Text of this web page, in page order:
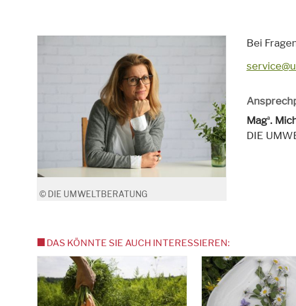
© DIE UMWELTBERATUNG
Bei
Maga.
DIE
DAS KÖNNTE SIE AUCH INTERESSIEREN: